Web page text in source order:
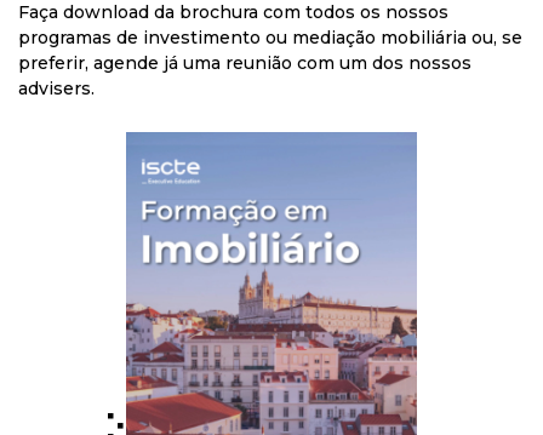
Faça download da brochura com todos os nossos
programas de investimento ou mediação mobiliária ou, se
preferir, agende já uma reunião com um dos nossos
advisers.